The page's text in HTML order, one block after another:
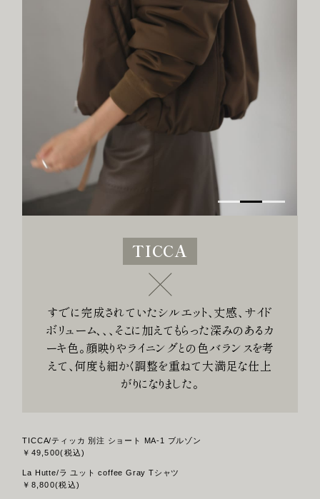
TICCA
すでに完成されていたシルエット、丈感、サイド
ボリューム、、、そこに加えてもらった深みのあるカ
ーキ色。顔映りやライニングとの色バランスを考
えて、何度も細かく調整を重ねて大満足な仕上
がりになりました。
TICCA/ティッカ 別注 ショート MA-1 ブルゾン
￥49,500(税込)
La Hutte/ラ ユット coffee Gray Tシャツ
￥8,800(税込)